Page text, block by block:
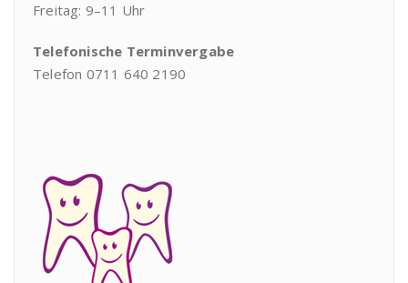
Freitag: 9–11 Uhr
Telefonische Terminvergabe
Telefon 0711 640 2190